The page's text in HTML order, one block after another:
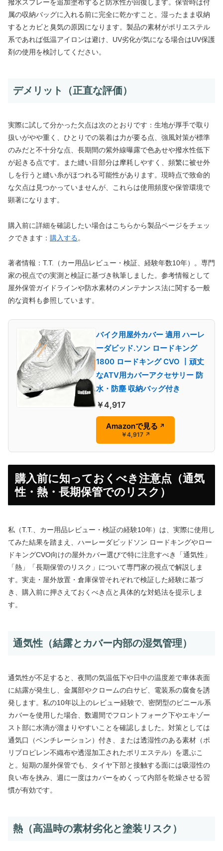
撥水スプレーを追加塗布すると防水性が回復します。保管時は付
属の収納バッグに入れる前に完全に乾かすこと。湿ったまま収納
するとカビと臭気の原因になります。製品の素材がポリエステル
系であれば低温アイロンは避け、UV劣化が気になる場合はUV保護
剤の使用を検討してください。
デメリット（正直な評価）
実際に試して分かった欠点は次のとおりです：生地が厚手で取り
扱いがやや重く、ひとりでの装着は力が要る点、強風対策が標準
のみだと不十分な点、長期間の紫外線曝露で色あせや撥水性低下
が起きる点です。また縫い目部分は摩耗しやすく、頻繁に被せ外
しを行うと縫い糸がほつれる可能性があります。現時点で致命的
な欠点は見つかっていませんが、これらは使用頻度や保管環境で
顕著になります。
購入前に詳細を確認したい場合はこちらから製品ページをチェッ
クできます： 購入する。
著者情報：T.T.（カー用品レビュー・検証、経験年数10年）。専門
家の視点での実測と検証に基づき執筆しました。参考情報として
屋外保管ガイドラインや防水素材のメンテナンス法に関する一般
的な資料も参照しています。
バイク用屋外カバー 適用 ハーレ
ーダビッド.ソン ロードキング
1800 ロードキング CVO 丨頑丈
なATV用カバーアクセサリー 防
水・防塵 収納バッグ付き
￥4,917
Amazonで見る ↗
￥4,917 ↗
購入前に知っておくべき注意点（通気
性・熱・長期保管でのリスク）
私（T.T.、カー用品レビュー・検証の経験10年）は、実際に使用し
てみた結果を踏まえ、ハーレーダビッドソン ロードキングやロー
ドキングCVO向けの屋外カバー選びで特に注意すべき「通気性」
「熱」「長期保管のリスク」について専門家の視点で解説しま
す。実走・屋外放置・倉庫保管それぞれで検証した経験に基づ
き、購入前に押さえておくべき点と具体的な対処法を提示しま
す。
通気性（結露とカバー内部の湿気管理）
通気性が不足すると、夜間の気温低下や日中の温度差で車体表面
に結露が発生し、金属部やクロームの白サビ、電装系の腐食を誘
発します。私の10年以上のレビュー経験で、密閉型のビニール系
カバーを使用した場合、数週間でフロントフォーク下やエキゾー
スト部に水滴が溜まりやすいことを確認しました。対策としては
通気口（ベンチレーション）付き、または透湿性のある素材（ポ
リプロピレン不織布や透湿加工されたポリエステル）を選ぶこ
と。短期の屋外保管でも、タイヤ下部と接触する面には吸湿性の
良い布を挟み、週に一度はカバーをめくって内部を乾燥させる習
慣が有効です。
熱（高温時の素材劣化と塗装リスク）